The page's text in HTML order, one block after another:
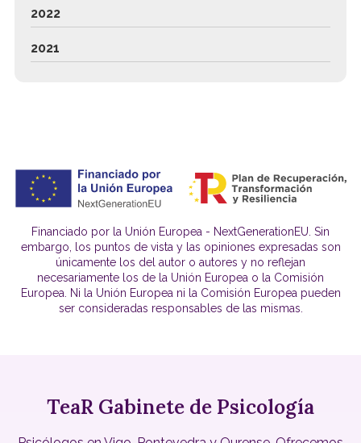
2022
2021
Financiado por la Unión Europea - NextGenerationEU. Sin
embargo, los puntos de vista y las opiniones expresadas son
únicamente los del autor o autores y no reflejan
necesariamente los de la Unión Europea o la Comisión
Europea. Ni la Unión Europea ni la Comisión Europea pueden
ser consideradas responsables de las mismas.
TeaR Gabinete de Psicología